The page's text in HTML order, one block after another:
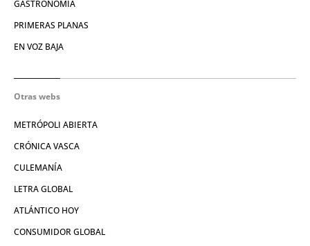
GASTRONOMÍA
PRIMERAS PLANAS
EN VOZ BAJA
Otras webs
METRÓPOLI ABIERTA
CRÓNICA VASCA
CULEMANÍA
LETRA GLOBAL
ATLÁNTICO HOY
CONSUMIDOR GLOBAL